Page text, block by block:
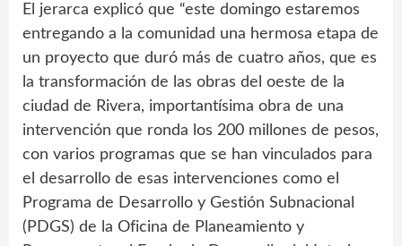
El jerarca explicó que “este domingo estaremos
entregando a la comunidad una hermosa etapa de
un proyecto que duró más de cuatro años, que es
la transformación de las obras del oeste de la
ciudad de Rivera, importantísima obra de una
intervención que ronda los 200 millones de pesos,
con varios programas que se han vinculados para
el desarrollo de esas intervenciones como el
Programa de Desarrollo y Gestión Subnacional
(PDGS) de la Oficina de Planeamiento y